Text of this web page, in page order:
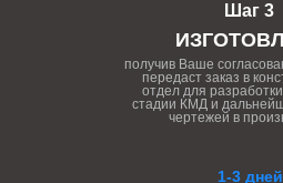
1-3 дней
Шаг 3
получив Ваше
передаст заказ в
отдел для
стадии КМД и
чертежей в